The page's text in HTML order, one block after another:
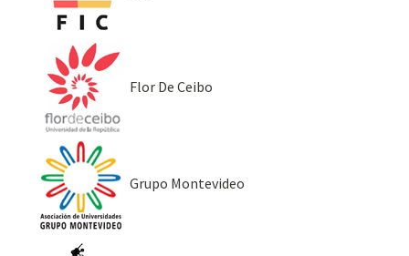
Flor De Ceibo
Grupo Montevideo